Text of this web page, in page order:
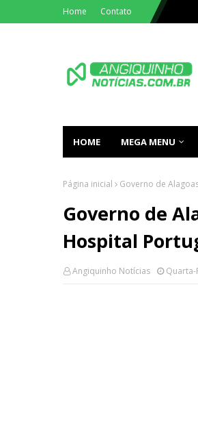
Home Contato
HOME MEGA MENU
Página inicial Governo de
Governo de
Hospital
Angiquinho Notícias